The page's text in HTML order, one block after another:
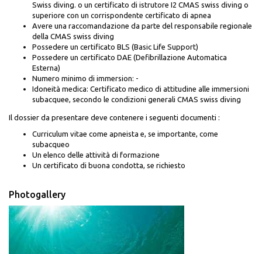
Swiss diving. o un certificato di istrutore I2 CMAS swiss diving o
superiore con un corrispondente certificato di apnea
Avere una raccomandazione da parte del responsabile regionale
della CMAS swiss diving
Possedere un certificato BLS (Basic Life Support)
Possedere un certificato DAE (Defibrillazione Automatica
Esterna)
Numero minimo di immersion: -
Idoneità medica: Certificato medico di attitudine alle immersioni
subacquee, secondo le condizioni generali CMAS swiss diving
Il dossier da presentare deve contenere i seguenti documenti :
Curriculum vitae come apneista e, se importante, come
subacqueo
Un elenco delle attività di formazione
Un certificato di buona condotta, se richiesto
Photogallery